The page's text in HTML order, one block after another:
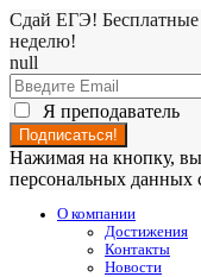
Сдай ЕГЭ!
неделю!
null
Я преподаватель
Нажимая на кнопку, вы
персональных данных
О компании
Достижения
Контакты
Новости